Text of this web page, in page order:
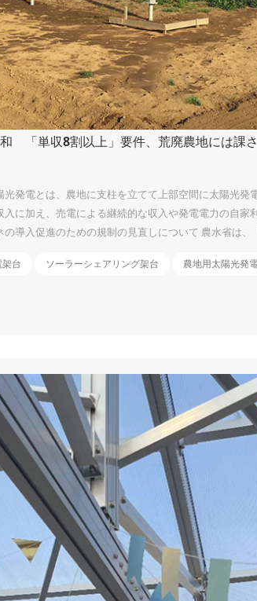
「単収8割以上」要件、荒廃農地には課
発電とは、農地に支柱を立てて上部空間に太陽光
に加え、売電による継続的な収入や発電電力の自家
導入促進のための規制の見直しについて 農水省は
などを見直す」 1）営農型太陽光については、「荒
、農地が適正かつ効率的に利用されているか否かによ
に支障が生じていない限り、再許可に...
台 ソーラーシェアリング架台 農地用太陽光発